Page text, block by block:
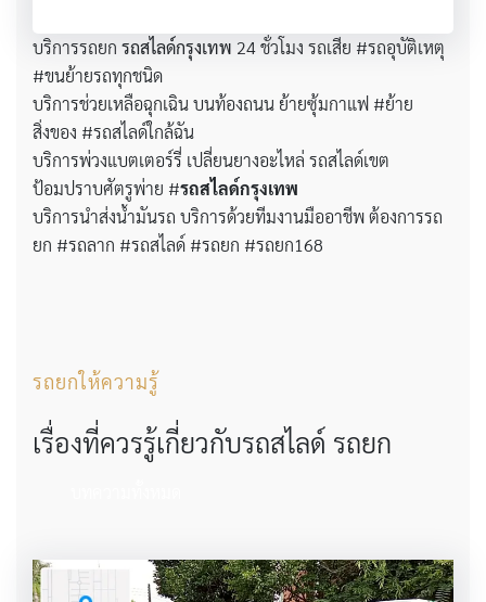
บริการรถยก รถสไลด์กรุงเทพ 24 ชั่วโมง รถเสีย #รถอุบัติเหตุ
#ขนย้ายรถทุกชนิด
บริการช่วยเหลือฉุกเฉิน บนท้องถนน ย้ายซุ้มกาแฟ #ย้าย
สิ่งของ #รถสไลด์ใกล้ฉัน
บริการพ่วงแบตเตอร์รี่ เปลี่ยนยางอะไหล่ รถสไลด์เขต
ป้อมปราบศัตรูพ่าย #รถสไลด์กรุงเทพ
บริการนำส่งน้ำมันรถ บริการด้วยทีมงานมืออาชีพ ต้องการรถ
ยก #รถลาก #รถสไลด์ #รถยก #รถยก168
รถยกให้ความรู้
เรื่องที่ควรรู้เกี่ยวกับรถสไลด์ รถยก